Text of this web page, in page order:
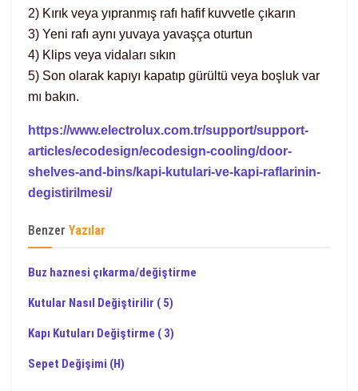
2) Kırık veya yıpranmış rafı hafif kuvvetle çıkarın
3) Yeni rafı aynı yuvaya yavaşça oturtun
4) Klips veya vidaları sıkın
5) Son olarak kapıyı kapatıp gürültü veya boşluk var
mı bakın.
https://www.electrolux.com.tr/support/support-
articles/ecodesign/ecodesign-cooling/door-
shelves-and-bins/kapi-kutulari-ve-kapi-raflarinin-
degistirilmesi/
Benzer Yazılar
Buz haznesi çıkarma/değiştirme
Kutular Nasıl Değiştirilir ( 5)
Kapı Kutuları Değiştirme ( 3)
Sepet Değişimi (H)